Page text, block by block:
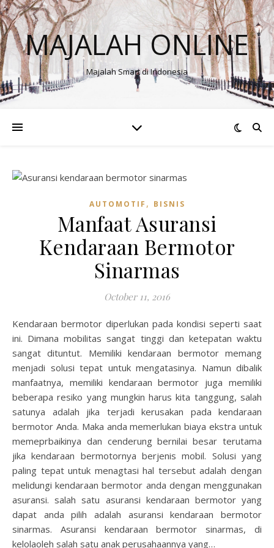
MAJALAH ONLINE
Majalah Smart di Indonesia
AUTOMOTIF , BISNIS
Manfaat Asuransi
Kendaraan Bermotor
Sinarmas
October 11, 2016
Kendaraan bermotor diperlukan pada kondisi seperti saat
ini. Dimana mobilitas sangat tinggi dan ketepatan waktu
sangat dituntut. Memiliki kendaraan bermotor memang
menjadi solusi tepat untuk mengatasinya. Namun dibalik
manfaatnya, memiliki kendaraan bermotor juga memiliki
beberapa resiko yang mungkin harus kita tanggung, salah
satunya adalah jika terjadi kerusakan pada kendaraan
bermotor Anda. Maka anda memerlukan biaya ekstra untuk
memeprbaikinya dan cenderung bernilai besar terutama
jika kendaraan bermotornya berjenis mobil. Solusi yang
paling tepat untuk menagtasi hal tersebut adalah dengan
melidungi kendaraan bermotor anda dengan menggunakan
asuransi. salah satu asuransi kendaraan bermotor yang
dapat anda pilih adalah asuransi kendaraan bermotor
sinarmas. Asuransi kendaraan bermotor sinarmas, di
kelolaoleh salah satu anak perusahaannya yang…